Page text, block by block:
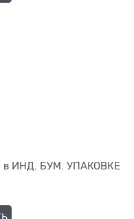
в ИНД. БУМ. УПАКОВКЕ